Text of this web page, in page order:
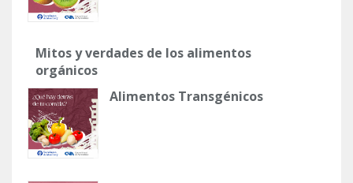
Mitos y verdades de los alimentos
orgánicos
Alimentos Transgénicos